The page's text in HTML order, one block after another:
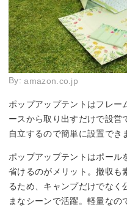
By:amazon.co.jp
ポップアップテントはフレー
ースから取り出すだけで設営
自立するので簡単に設置でき
ポップアップテントはポール
省けるのがメリット。撤収も
るため、キャンプだけでなく
まなシーンで活躍。軽量なの